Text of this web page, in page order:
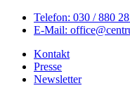
Telefon: 030 / 880
E-Mail:
Kontakt
Presse
Newsletter